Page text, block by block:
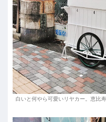
白いと何やら可愛いリヤカー。恵比